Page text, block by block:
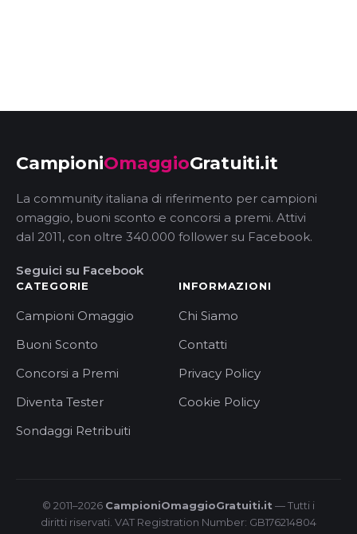
CampioniOmaggioGratuiti.it
La community italiana di riferimento per campioni
omaggio, buoni sconto e concorsi a premi. Attivi
dal 2011, con oltre 340.000 follower su Facebook.
Seguici su Facebook
CATEGORIE
Campioni Omaggio
Buoni Sconto
Concorsi a Premi
Diventa Tester
Sondaggi Retribuiti
INFORMAZIONI
Chi Siamo
Contatti
Privacy Policy
Cookie Policy
© 2011–2026 CampioniOmaggioGratuiti.it — Tutti i
diritti riservati. VAT Registration Number: GB176214804